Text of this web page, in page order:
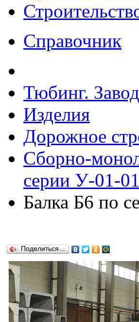
Справочник
Тюбинг.
Изделия
Дорожное
Сборно-
серии У-01-
Балка Б6 по
Поделиться…